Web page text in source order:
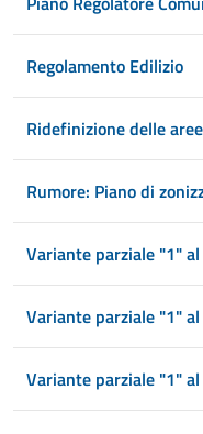
Regolamento Edilizio
Ridefinizione delle
Rumore: Piano di
Variante parziale "1"
Variante parziale "1"
Variante parziale "1"